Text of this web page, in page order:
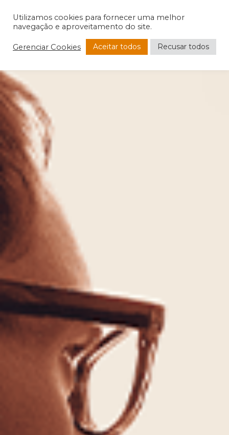
Utilizamos cookies para fornecer uma melhor
navegação e aproveitamento do site.
Gerenciar Cookies Aceitar todos Recusar todos